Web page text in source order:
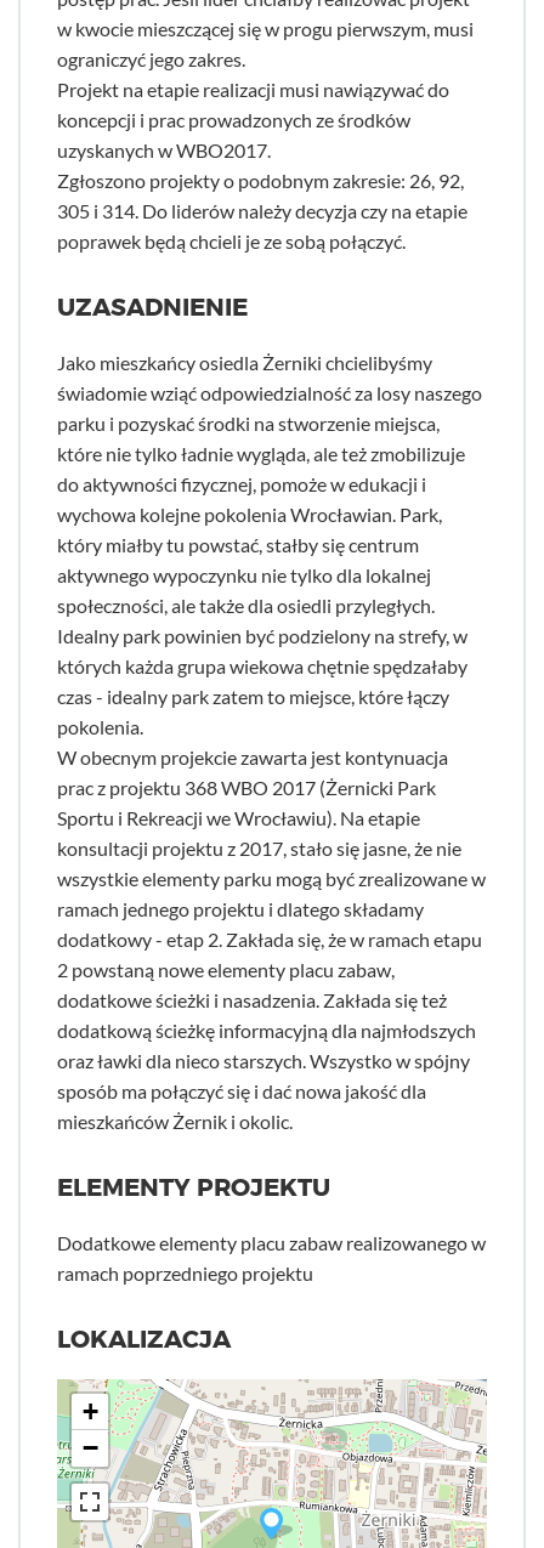
w kwocie mieszczącej się w progu pierwszym, musi
ograniczyć jego zakres.
Projekt na etapie realizacji musi nawiązywać do
koncepcji i prac prowadzonych ze środków
uzyskanych w WBO2017.
Zgłoszono projekty o podobnym zakresie: 26, 92,
305 i 314. Do liderów należy decyzja czy na etapie
poprawek będą chcieli je ze sobą połączyć.
UZASADNIENIE
Jako mieszkańcy osiedla Żerniki chcielibyśmy
świadomie wziąć odpowiedzialność za losy naszego
parku i pozyskać środki na stworzenie miejsca,
które nie tylko ładnie wygląda, ale też zmobilizuje
do aktywności fizycznej, pomoże w edukacji i
wychowa kolejne pokolenia Wrocławian. Park,
który miałby tu powstać, stałby się centrum
aktywnego wypoczynku nie tylko dla lokalnej
społeczności, ale także dla osiedli przyległych.
Idealny park powinien być podzielony na strefy, w
których każda grupa wiekowa chętnie spędzałaby
czas - idealny park zatem to miejsce, które łączy
pokolenia.
W obecnym projekcie zawarta jest kontynuacja
prac z projektu 368 WBO 2017 (Żernicki Park
Sportu i Rekreacji we Wrocławiu). Na etapie
konsultacji projektu z 2017, stało się jasne, że nie
wszystkie elementy parku mogą być zrealizowane w
ramach jednego projektu i dlatego składamy
dodatkowy - etap 2. Zakłada się, że w ramach etapu
2 powstaną nowe elementy placu zabaw,
dodatkowe ścieżki i nasadzenia. Zakłada się też
dodatkową ścieżkę informacyjną dla najmłodszych
oraz ławki dla nieco starszych. Wszystko w spójny
sposób ma połączyć się i dać nowa jakość dla
mieszkańców Żernik i okolic.
ELEMENTY PROJEKTU
Dodatkowe elementy placu zabaw realizowanego w
ramach poprzedniego projektu
LOKALIZACJA
+
−